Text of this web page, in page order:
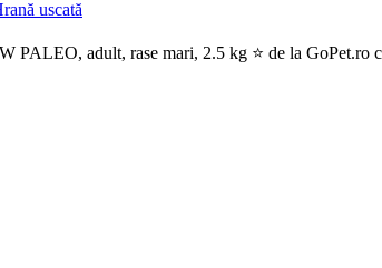
uscată
PALEO, adult, rase mari, 2.5 kg ⭐ de la